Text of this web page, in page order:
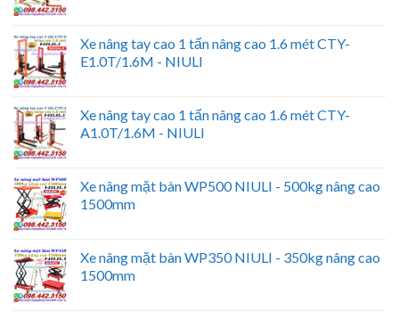
Xe nâng tay cao 1 tấn nâng cao 1.6 mét CTY-
E1.0T/1.6M - NIULI
Xe nâng tay cao 1 tấn nâng cao 1.6 mét CTY-
A1.0T/1.6M - NIULI
Xe nâng mặt bàn WP500 NIULI - 500kg nâng cao
1500mm
Xe nâng mặt bàn WP350 NIULI - 350kg nâng cao
1500mm